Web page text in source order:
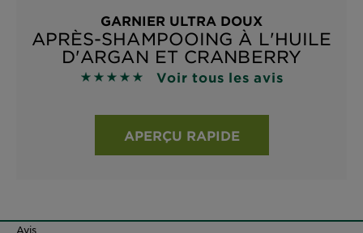
GARNIER ULTRA DOUX
APRÈS-SHAMPOOING À L'HUILE
D'ARGAN ET CRANBERRY
4.8929 sur 5 étoiles basé sur les avis
Voir tous les avis
APERÇU RAPIDE
Avis